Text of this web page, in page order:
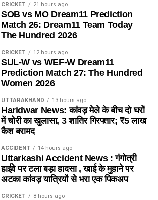
CRICKET 21 hours ago
SOB vs MO Dream11 Prediction
Match 26: Dream11 Team Today
The Hundred 2026
CRICKET 12 hours ago
SUL-W vs WEF-W Dream11
Prediction Match 27: The Hundred
Women 2026
UTTARAKHAND 13 hours ago
Haridwar News: कांवड़ मेले के बीच दो घरों
में चोरी का खुलासा, 3 शातिर गिरफ्तार; ₹5 लाख
कैश बरामद
ACCIDENT 14 hours ago
Uttarkashi Accident News : गंगोत्री
हाईवे पर टला बड़ा हादसा , खाई के मुहाने पर
अटका कांवड़ यात्रियों से भरा एक पिकअप
CRICKET 8 hours ago